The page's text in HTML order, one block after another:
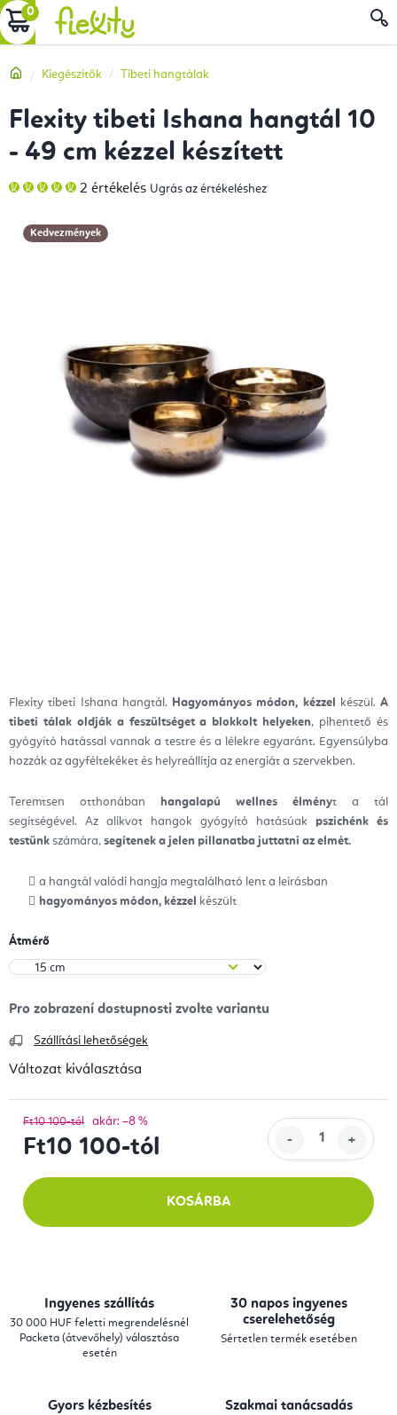
Ugrás
a
tartalomhoz
KOSÁR
Kezdőlap
Kiegészítők Tibeti hangtálak
Flexity tibeti Ishana hangtál. Hagyományos módon, kézzel készül. A
tibeti tálak oldják a feszültséget a blokkolt helyeken, pihentető és
gyógyító hatással vannak a testre és a lélekre egyaránt. Egyensúlyba
hozzák az agyféltekéket és helyreállítja az energiát a szervekben.
Teremtsen otthonában hangalapú wellnes élményt a tál
segítségével. Az alikvot hangok gyógyító hatásúak pszichénk és
testünk számára, segítenek a jelen pillanatba juttatni az elmét.
a hangtál valódi hangja megtalálható lent a leírásban
hagyományos módon, kézzel
készült
Átmérő
Szállítási lehetőségek
Változat kiválasztása
Ft10 100-tól akár: –8 %
Ft10 100-tól
KOSÁRBA
Flexity tibeti Ishana hangtál 10
- 49 cm kézzel készített
A
termék
5-
ből
5,0
2 értékelés Ugrás az értékeléshez
Kedvezmények
Ingyenes szállítás
30 000 HUF feletti megrendelésnél
Packeta (átvevőhely) választása
esetén
30 napos ingyenes
cserelehetőség
Sértetlen termék esetében
Gyors kézbesítés Szakmai tanácsadás